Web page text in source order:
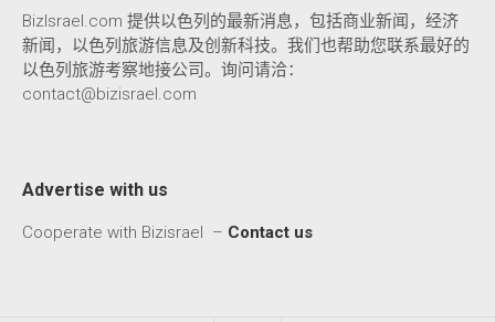
BizIsrael.com 提供以色列的最新消息，包括商业新闻，经济
新闻，以色列旅游信息及创新科技。我们也帮助您联系最好的
以色列旅游考察地接公司。询问请洽：
contact@bizisrael.com
Advertise with us
Cooperate with Bizisrael – Contact us